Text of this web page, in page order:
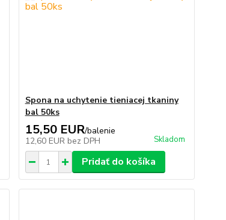
Spona na uchytenie tieniacej tkaniny
bal 50ks
15,50 EUR/balenie
12,60 EUR bez DPH Skladom
Pridať do košíka